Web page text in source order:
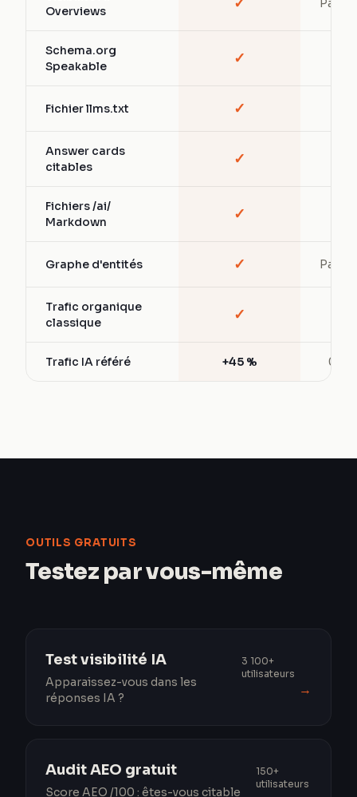
Overviews
Partiel
Schema.org
Speakable
✓
Fichier llms.txt ✓
Answer cards
citables
✓
Fichiers /ai/
Markdown
✓
Graphe d'entités ✓ Partiel
Trafic organique
classique
✓
Trafic IA référé +45 % 0 %
OUTILS GRATUITS
Testez par vous-même
Test visibilité IA
Apparaissez-vous dans les
réponses IA ?
3 100+
utilisateurs
→
Audit AEO gratuit
Score AEO /100 : êtes-vous citable
150+
utilisateurs